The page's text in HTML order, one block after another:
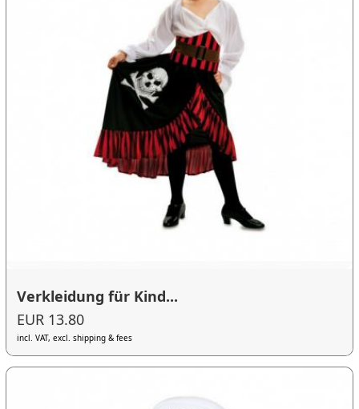
Verkleidung für Kind...
EUR 13.80
incl. VAT, excl. shipping & fees